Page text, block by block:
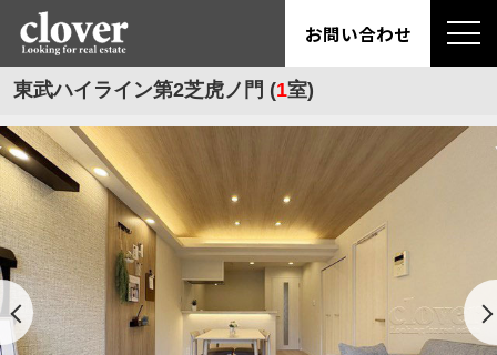
お問い合わせ
東武ハイライン第2芝虎ノ門 (1室)